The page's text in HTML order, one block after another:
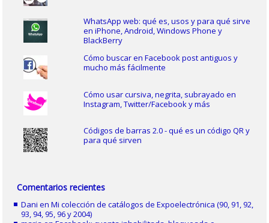
WhatsApp web: qué es, usos y para qué sirve
en iPhone, Android, Windows Phone y
BlackBerry
Cómo buscar en Facebook post antiguos y
mucho más fácilmente
Cómo usar cursiva, negrita, subrayado en
Instagram, Twitter/Facebook y más
Códigos de barras 2.0 - qué es un código QR y
para qué sirven
Comentarios recientes
Dani enMi colección de catálogos de Expoelectrónica (90, 91, 92,
93, 94, 95, 96 y 2004)